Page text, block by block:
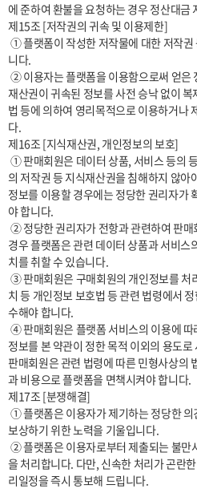
에 준하여 환불을 요청하는 경우 정산대금
제15조 [저작권의 귀속 및 이용제한]
니다.
재산권이 귀속된 정보를 사전 승낙 없이
법 등에 의하여 영리목적으로 이용하거나
다.
제16조 [지식재산권, 개인정보의 보호]
의 저작권 등 지식재산권을 침해하지 않아
정보를 이용할 경우에는 정당한 권리자가
야 합니다.
경우 플랫폼은 관련 데이터 상품과 서비스
치를 취할 수 있습니다.
치 등 개인정보 보호법 등 관련 법령에서
수해야 합니다.
정보를 본 약관이 정한 목적 이외의 용도
판매회원은 관련 법령에 따른 민형사상의
과 비용으로 플랫폼을 면책시켜야 합니다.
제17조 [분쟁해결]
보상하기 위한 노력을 기울입니다.
을 처리합니다. 다만, 신속한 처리가 곤란
리일정을 즉시 통보해 드립니다.